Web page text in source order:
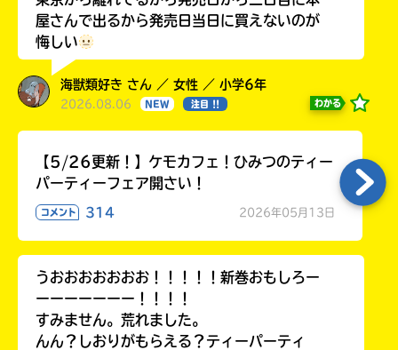
屋さんで出るから発売日当日に買えないのが
悔しい
海獣類好き さん ／ 女性 ／ 小学6年
2026.08.06 NEW 注目 !! わかる
【5/26更新！】ケモカフェ！ひみつのティー
パーティーフェア開さい！
コメント 314 2026年05月13日
うおおおおおおお！！！！！新巻おもしろー
ーーーーーーー！！！！
すみません。荒れました。
んん？しおりがもらえる？ティーパーティ